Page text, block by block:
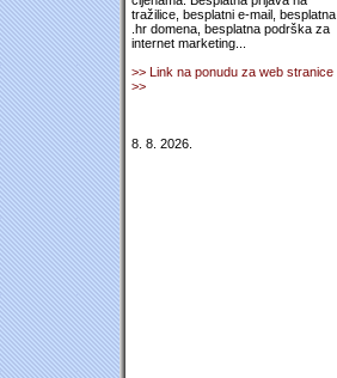
tražilice, besplatni e-mail, besplatna
.hr domena, besplatna podrška za
internet marketing...
>> Link na ponudu za web stranice
>>
8. 8. 2026.